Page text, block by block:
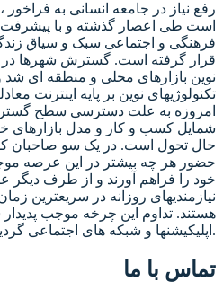
رفع نیاز در جامعه انسانی به
است طی اعصار گذشته و با پیشرفت
فرهنگی و اجتماعی سبک و سیاق
قرار گرفته است. گسترش شهرها
نوین بازارهای محلی و منطقه ای شد
تکنولوژیهای نوین بر پایه اینترنت
امروزه به علت دسترسی سطح
شمایل کسب و کار و مدل بازارهای
حال تحول است. در یک سو صاحبان
حضور هر چه بیشتر در این عرصه
خود را فراهم آورند و از طرف دیگر
نیازمندیهای روزانه در سریعترین
هستند. تداوم این چرخه موجب
اپلیکیشنها و شبکه های اجتماعی گردید.
تماس با ما